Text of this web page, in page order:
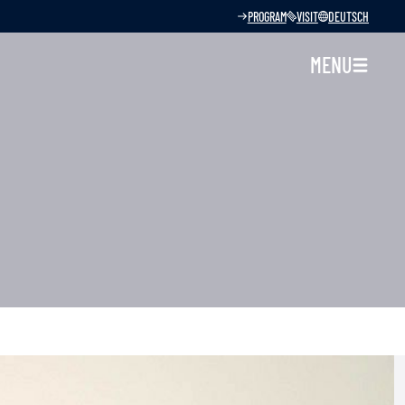
PROGRAM VISIT DEUTSCH
MENU